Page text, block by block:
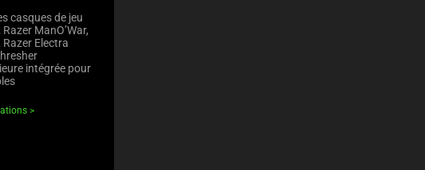
casques de jeu
ManO’War,
Electra
intégrée pour